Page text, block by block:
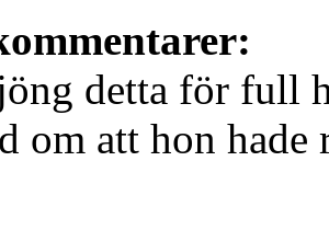
detta för full
om att hon